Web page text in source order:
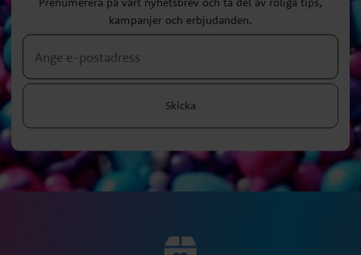
kampanjer och erbjudanden.
Skicka